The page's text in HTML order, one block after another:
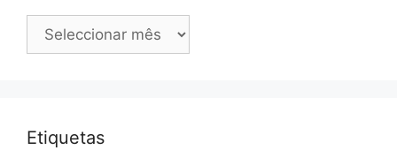
Arquivo
Etiquetas